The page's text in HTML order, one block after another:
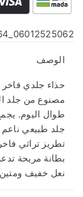
06012525062_Var-551164
الوصف
حذاء جلدي
طوال اليوم.
جلد طبيعي
تطريز تراثي
بطانة مريحة
نعل خفيف